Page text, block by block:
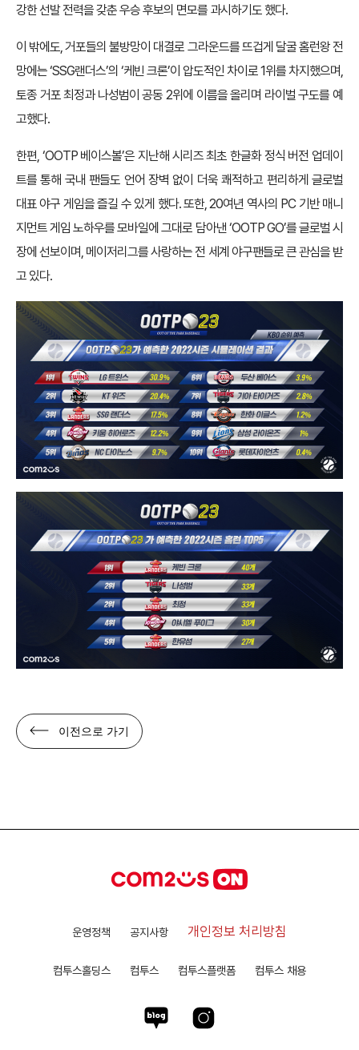
강한 선발 전력을 갖춘 우승 후보의 면모를 과시하기도 했다.
이 밖에도, 거포들의 불방망이 대결로 그라운드를 뜨겁게 달굴 홈런왕 전
망에는 ‘SSG랜더스’의 ‘케빈 크론’이 압도적인 차이로 1위를 차지했으며,
토종 거포 최정과 나성범이 공동 2위에 이름을 올리며 라이벌 구도를 예
고했다.
한편, ‘OOTP 베이스볼’은 지난해 시리즈 최초 한글화 정식 버전 업데이
트를 통해 국내 팬들도 언어 장벽 없이 더욱 쾌적하고 편리하게 글로벌
대표 야구 게임을 즐길 수 있게 했다. 또한, 20여년 역사의 PC 기반 매니
지먼트 게임 노하우를 모바일에 그대로 담아낸 ‘OOTP GO’를 글로벌 시
장에 선보이며, 메이저리그를 사랑하는 전 세계 야구팬들로 큰 관심을 받
고 있다.
이전으로 가기
운영정책 공지사항 개인정보 처리방침
컴투스홀딩스 컴투스 컴투스플랫폼 컴투스 채용